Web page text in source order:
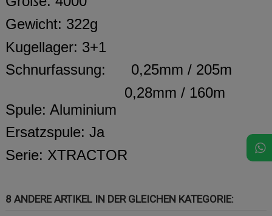
Gewicht: 322g
Kugellager: 3+1
Schnurfassung:
0,25mm / 205m
0,28mm / 160m
Spule: Aluminium
Ersatzspule: Ja
Serie: XTRACTOR
8 ANDERE ARTIKEL IN DER GLEICHEN KATEGORIE: